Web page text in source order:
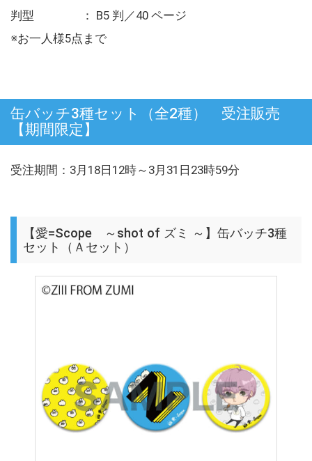
判型 ： B5 判／40 ページ
※お一人様5点まで
缶バッチ3種セット（全2種） 受注販売
【期間限定】
受注期間：3月18日12時～3月31日23時59分
【愛=Scope ～shot of ズミ ～】缶バッチ3種
セット（Ａセット）